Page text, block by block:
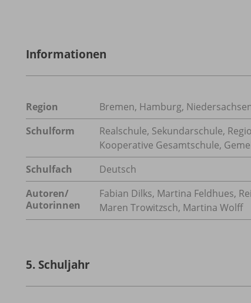
Informationen
Region
Bremen, Hamburg,
Schulform
Realschule, Sekundarschule,
Kooperative Gesamtschule,
Schulfach
Deutsch
Autoren/
Autorinnen
Fabian Dilks, Martina Feldhues,
Maren Trowitzsch, Martina Wolff
5. Schuljahr